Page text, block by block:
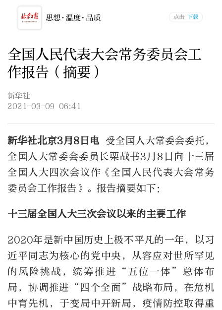
全国人民代表大会常务委员会工
作报告（摘要）
新华社
2021-03-09 06:41
新华社北京3月8日电 受全国人大常委会委托，
全国人大常委会委员长栗战书3月8日向十三届
全国人大四次会议作《全国人民代表大会常务
委员会工作报告》。报告摘要如下：
十三届全国人大三次会议以来的主要工作
2020年是新中国历史上极不平凡的一年，以习
近平同志为核心的党中央，从容应对世所罕见
的风险挑战，统筹推进“五位一体”总体布
局，协调推进“四个全面”战略布局，在危机
中育先机，于变局中开新局，疫情防控取得重